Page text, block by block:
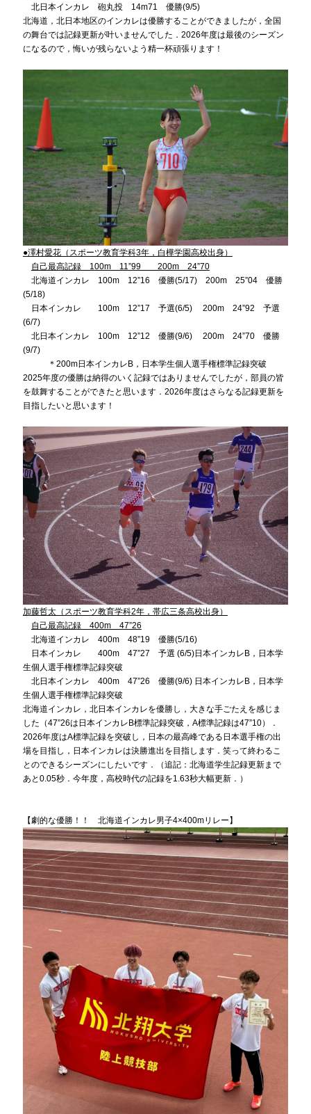
北日本インカレ 砲丸投 14m71 優勝(9/5)
北海道，北日本地区のインカレは優勝することができましたが，全国
の舞台では記録更新が叶いませんでした．2026年度は最後のシーズン
になるので，悔いが残らないよう精一杯頑張ります！
●澤村愛花（スポーツ教育学科3年，白樺学園高校出身）
自己最高記録 100m 11”99 200m 24”70
北海道インカレ 100m 12”16 優勝(5/17) 200m 25”04 優勝
(5/18)
日本インカレ 100m 12”17 予選(6/5) 200m 24”92 予選
(6/7)
北日本インカレ 100m 12”12 優勝(9/6) 200m 24”70 優勝
(9/7)
＊200m日本インカレB，日本学生個人選手権標準記録突破
2025年度の優勝は納得のいく記録ではありませんでしたが，部員の皆
を鼓舞することができたと思います．2026年度はさらなる記録更新を
目指したいと思います！
加藤哲太（スポーツ教育学科2年，帯広三条高校出身）
自己最高記録 400m 47”26
北海道インカレ 400m 48”19 優勝(5/16)
日本インカレ 400m 47”27 予選 (6/5)日本インカレB，日本学
生個人選手権標準記録突破
北日本インカレ 400m 47”26 優勝(9/6) 日本インカレB，日本学
生個人選手権標準記録突破
北海道インカレ，北日本インカレを優勝し，大きな手ごたえを感じま
した（47”26は日本インカレB標準記録突破，A標準記録は47”10）．
2026年度はA標準記録を突破し，日本の最高峰である日本選手権の出
場を目指し，日本インカレは決勝進出を目指します．笑って終わるこ
とのできるシーズンにしたいです．（追記：北海道学生記録更新まで
あと0.05秒．今年度，高校時代の記録を1.63秒大幅更新．）
【劇的な優勝！！ 北海道インカレ男子4×400mリレー】